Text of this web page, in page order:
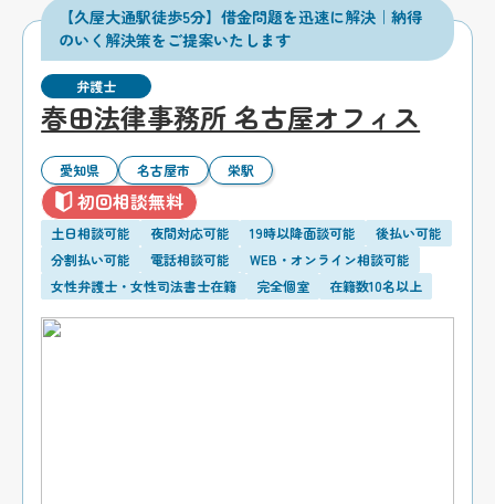
【久屋大通駅徒歩5分】借金問題を迅速に解決｜納得
のいく解決策をご提案いたします
弁護士
春田法律事務所 名古屋オフィス
愛知県 名古屋市 栄駅
初回相談無料
土日相談可能 夜間対応可能 19時以降面談可能
後払い可能
分割払い可能
電話相談可能
WEB・オンライン相談可能
女性弁護士・女性司法書士在籍
完全個室 在籍数10名以上